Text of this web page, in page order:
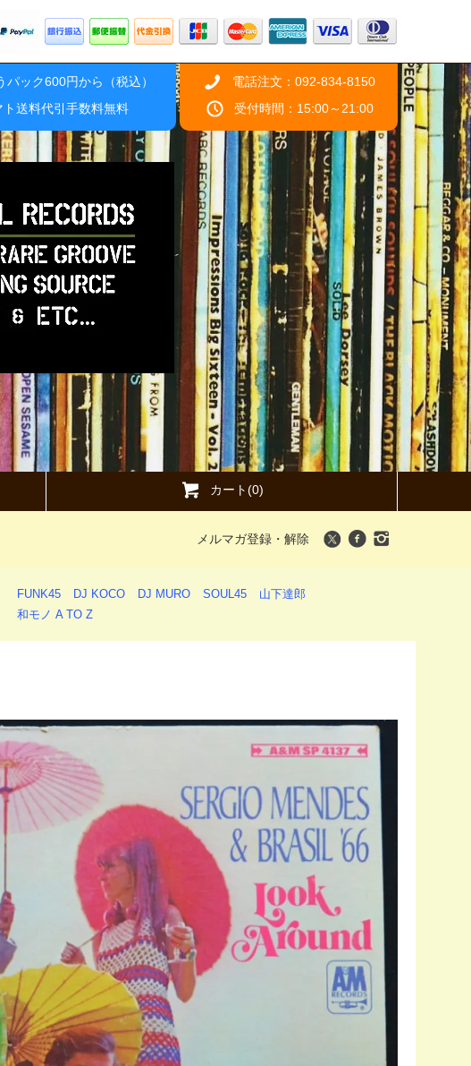
ック600円から（税込）
送料代引手数料無料
電話注文：092-834-8150
受付時間：15:00～21:00
カート(0)
メルマガ登録・解除
FUNK45 DJ KOCO DJ MURO SOUL45
山下達郎
和モノ A TO Z